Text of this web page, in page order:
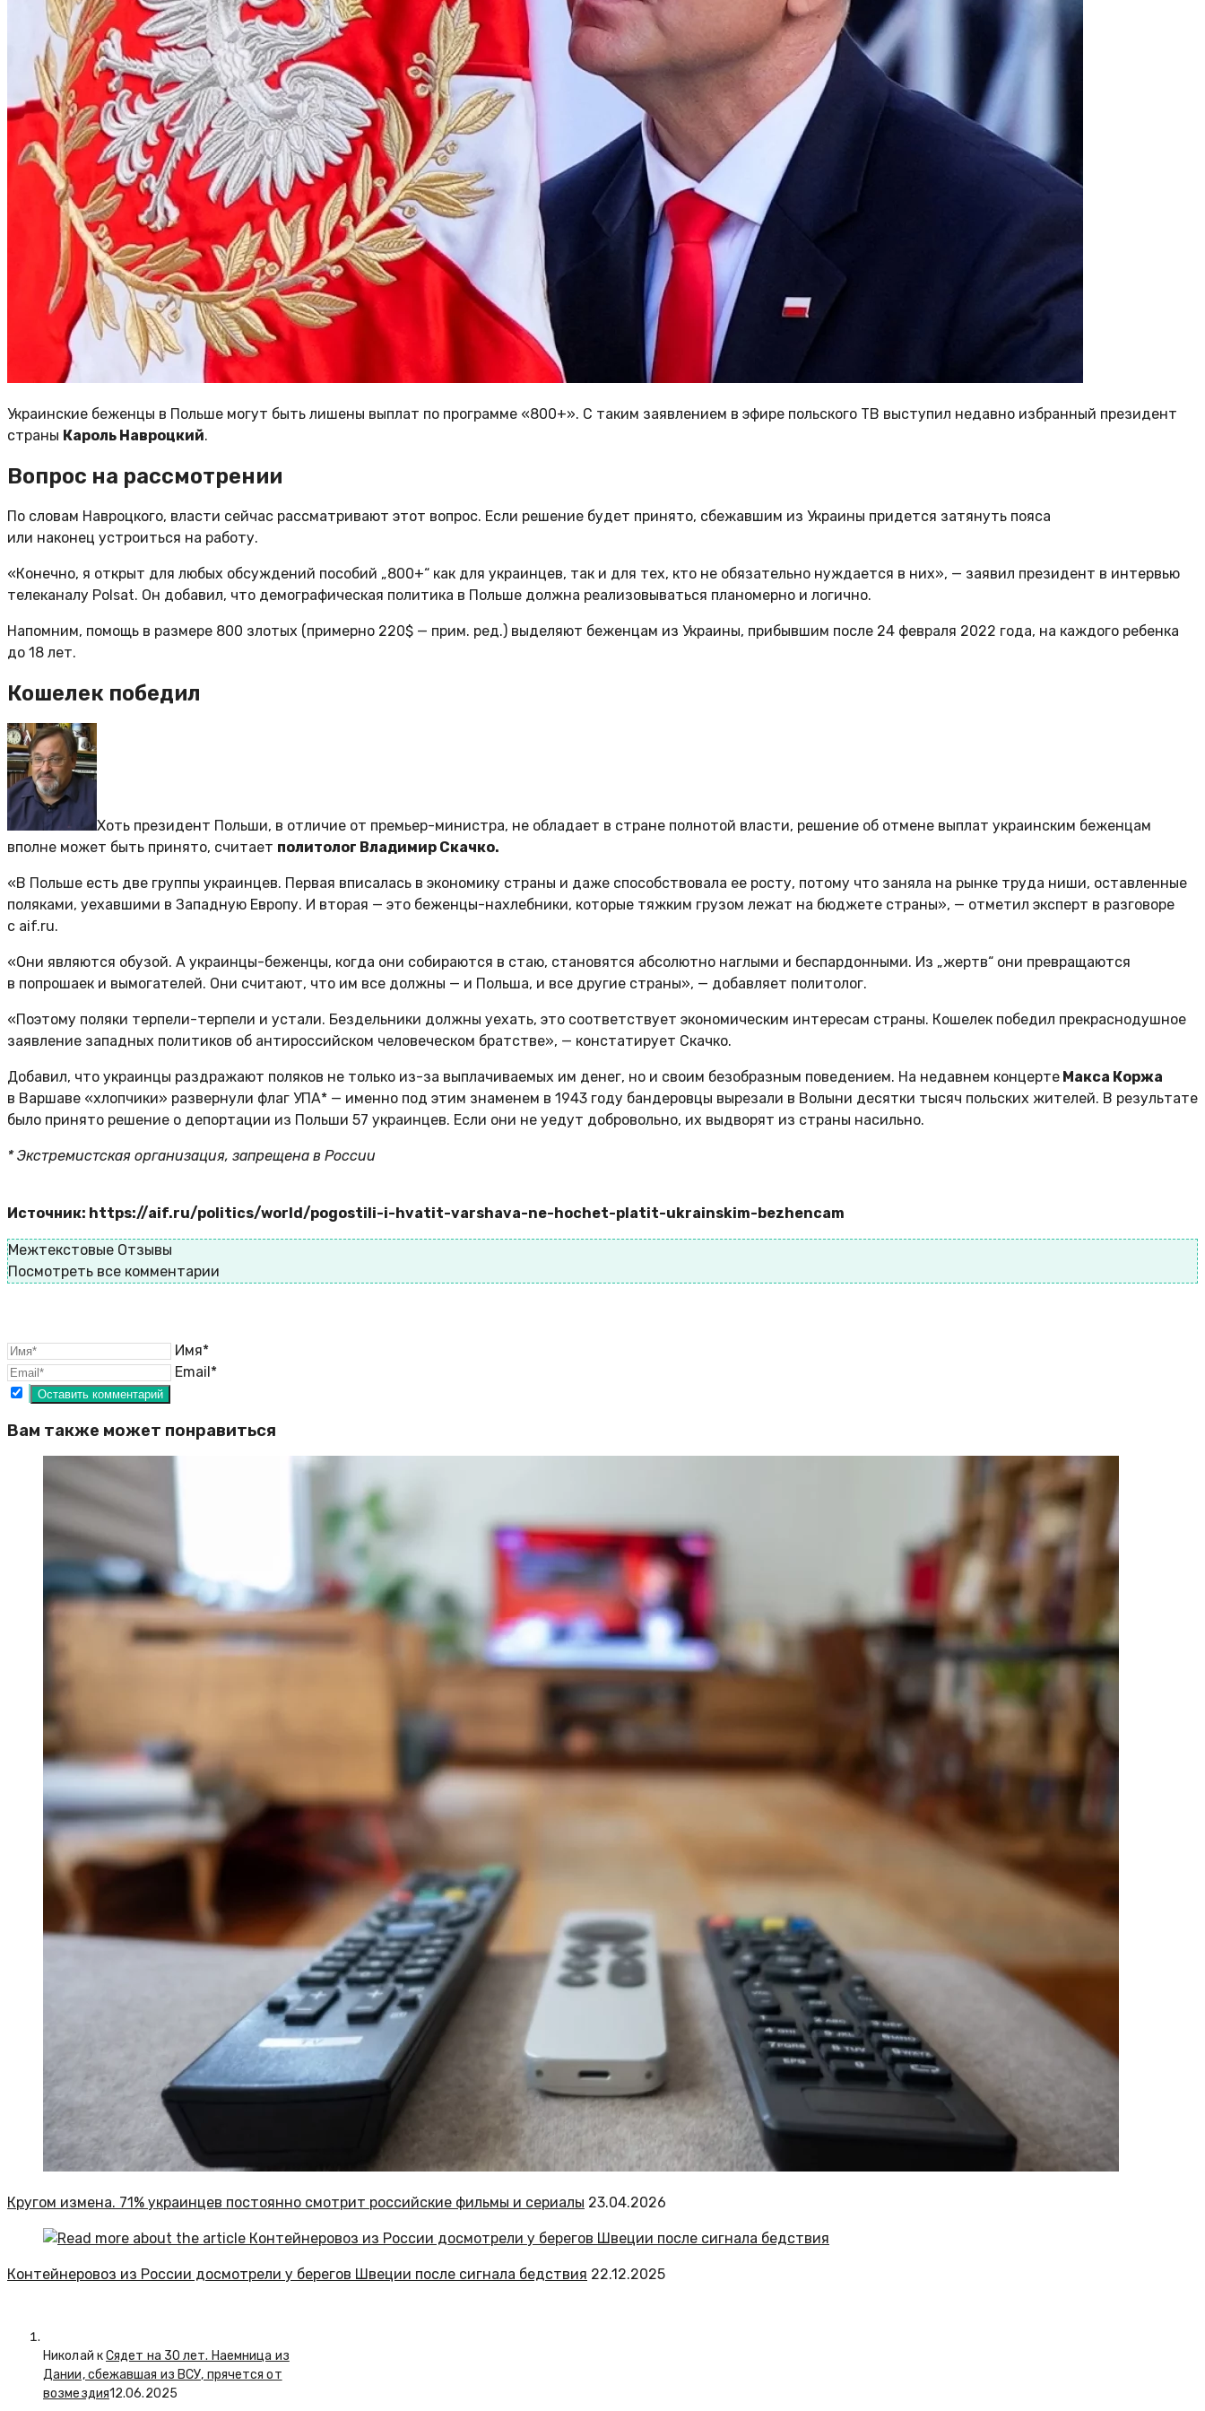
Украинские беженцы в Польше могут быть лишены выплат по программе «800+». С таким заявлением в эфире польского ТВ выступил недавно избранный президент
страны Кароль Навроцкий.
Вопрос на рассмотрении
По словам Навроцкого, власти сейчас рассматривают этот вопрос. Если решение будет принято, сбежавшим из Украины придется затянуть пояса
или наконец устроиться на работу.
«Конечно, я открыт для любых обсуждений пособий „800+“ как для украинцев, так и для тех, кто не обязательно нуждается в них», — заявил президент в интервью
телеканалу Polsat. Он добавил, что демографическая политика в Польше должна реализовываться планомерно и логично.
Напомним, помощь в размере 800 злотых (примерно 220$ — прим. ред.) выделяют беженцам из Украины, прибывшим после 24 февраля 2022 года, на каждого ребенка
до 18 лет.
Кошелек победил
Хоть президент Польши, в отличие от премьер-министра, не обладает в стране полнотой власти, решение об отмене выплат украинским беженцам
вполне может быть принято, считает политолог Владимир Скачко.
«В Польше есть две группы украинцев. Первая вписалась в экономику страны и даже способствовала ее росту, потому что заняла на рынке труда ниши, оставленные
поляками, уехавшими в Западную Европу. И вторая — это беженцы-нахлебники, которые тяжким грузом лежат на бюджете страны», — отметил эксперт в разговоре
с aif.ru.
«Они являются обузой. А украинцы-беженцы, когда они собираются в стаю, становятся абсолютно наглыми и беспардонными. Из „жертв“ они превращаются
в попрошаек и вымогателей. Они считают, что им все должны — и Польша, и все другие страны», — добавляет политолог.
«Поэтому поляки терпели-терпели и устали. Бездельники должны уехать, это соответствует экономическим интересам страны. Кошелек победил прекраснодушное
заявление западных политиков об антироссийском человеческом братстве», — констатирует Скачко.
Добавил, что украинцы раздражают поляков не только из-за выплачиваемых им денег, но и своим безобразным поведением. На недавнем концерте Макса Коржа
в Варшаве «хлопчики» развернули флаг УПА* — именно под этим знаменем в 1943 году бандеровцы вырезали в Волыни десятки тысяч польских жителей. В результате
было принято решение о депортации из Польши 57 украинцев. Если они не уедут добровольно, их выдворят из страны насильно.
* Экстремистская организация, запрещена в России
Источник: https://aif.ru/politics/world/pogostili-i-hvatit-varshava-ne-hochet-platit-ukrainskim-bezhencam
Межтекстовые Отзывы
Посмотреть все комментарии
Имя*
Email*
Вам также может понравиться
Кругом измена. 71% украинцев постоянно смотрит российские фильмы и сериалы 23.04.2026
Контейнеровоз из России досмотрели у берегов Швеции после сигнала бедствия 22.12.2025
Николай кСядет на 30 лет. Наемница из
Дании, сбежавшая из ВСУ, прячется от
возмездия12.06.2025